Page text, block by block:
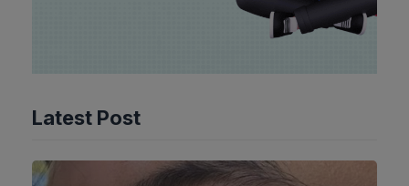
Latest Post